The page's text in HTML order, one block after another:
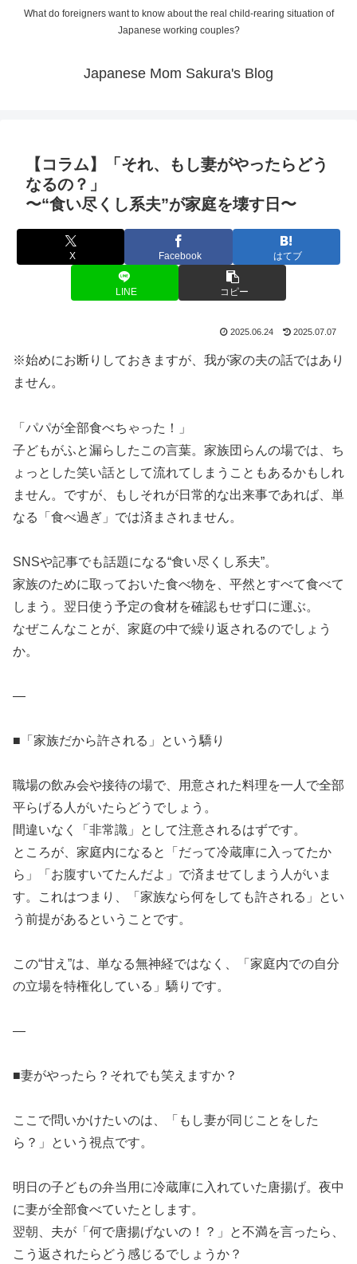
What do foreigners want to know about the real child-rearing situation of
Japanese working couples?
Japanese Mom Sakura's Blog
【コラム】「それ、もし妻がやったらどう
なるの？」
〜“食い尽くし系夫”が家庭を壊す日〜
X Facebook はてブ
LINE コピー
2025.06.24 2025.07.07
※始めにお断りしておきますが、我が家の夫の話ではあり
ません。
「パパが全部食べちゃった！」
子どもがふと漏らしたこの言葉。家族団らんの場では、ち
ょっとした笑い話として流れてしまうこともあるかもしれ
ません。ですが、もしそれが日常的な出来事であれば、単
なる「食べ過ぎ」では済まされません。
SNSや記事でも話題になる“食い尽くし系夫”。
家族のために取っておいた食べ物を、平然とすべて食べて
しまう。翌日使う予定の食材を確認もせず口に運ぶ。
なぜこんなことが、家庭の中で繰り返されるのでしょう
か。
—
■「家族だから許される」という驕り
職場の飲み会や接待の場で、用意された料理を一人で全部
平らげる人がいたらどうでしょう。
間違いなく「非常識」として注意されるはずです。
ところが、家庭内になると「だって冷蔵庫に入ってたか
ら」「お腹すいてたんだよ」で済ませてしまう人がいま
す。これはつまり、「家族なら何をしても許される」とい
う前提があるということです。
この“甘え”は、単なる無神経ではなく、「家庭内での自分
の立場を特権化している」驕りです。
—
■妻がやったら？それでも笑えますか？
ここで問いかけたいのは、「もし妻が同じことをした
ら？」という視点です。
明日の子どもの弁当用に冷蔵庫に入れていた唐揚げ。夜中
に妻が全部食べていたとします。
翌朝、夫が「何で唐揚げないの！？」と不満を言ったら、
こう返されたらどう感じるでしょうか？